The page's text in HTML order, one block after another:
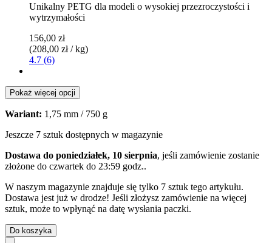
Unikalny PETG dla modeli o wysokiej przezroczystości i
wytrzymałości
156,00 zł
(208,00 zł / kg)
4.7 (6)
Pokaż więcej opcji
Wariant: 1,75 mm / 750 g
Jeszcze 7 sztuk dostępnych w magazynie
Dostawa do poniedziałek, 10 sierpnia, jeśli zamówienie zostanie
złożone do czwartek do 23:59 godz..
W naszym magazynie znajduje się tylko 7 sztuk tego artykułu.
Dostawa jest już w drodze! Jeśli złożysz zamówienie na więcej
sztuk, może to wpłynąć na datę wysłania paczki.
Do koszyka